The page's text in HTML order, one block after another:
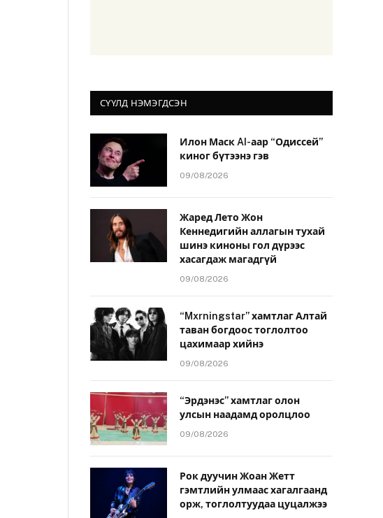
СҮҮЛД НЭМЭГДСЭН
Илон Маск AI-аар “Одиссей”
киног бүтээнэ гэв
09/08/2026
Жаред Лето Жон
Кеннедигийн аллагын тухай
шинэ киноны гол дүрээс
хасагдаж магадгүй
09/08/2026
“Mxrningstar” хамтлаг Алтай
таван богдоос тоглолтоо
цахимаар хийнэ
09/08/2026
“Эрдэнэс” хамтлаг олон
улсын наадамд оролцлоо
09/08/2026
Рок дуучин Жоан Жетт
гэмтлийн улмаас хагалгаанд
орж, тоглолтуудаа цуцалжээ